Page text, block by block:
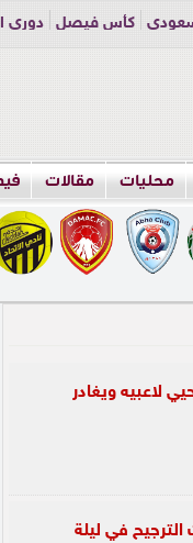
كأس فيصل دوري
محليات مقالات
لاعبيه ويغادر
الترجيح في ليلة